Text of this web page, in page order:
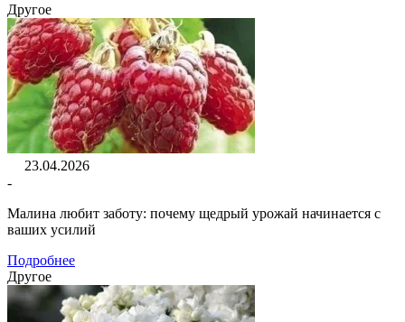
Другое
23.04.2026
-
Малина любит заботу: почему щедрый урожай начинается с
ваших усилий
Подробнее
Другое